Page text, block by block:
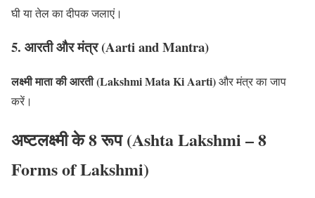
घी या तेल का दीपक जलाएं।
5. आरती और मंत्र (Aarti and Mantra)
लक्ष्मी माता की आरती (Lakshmi Mata Ki Aarti)और मंत्र का जाप
करें।
अष्टलक्ष्मी के 8 रूप (Ashta Lakshmi – 8
Forms of Lakshmi)